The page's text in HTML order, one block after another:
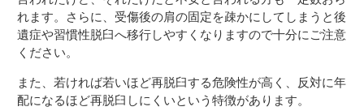
れます。さらに、受傷後の肩の固定を疎かにしてしまうと後
遺症や習慣性脱臼へ移行しやすくなりますので十分にご注意
ください。
また、若ければ若いほど再脱臼する危険性が高く、反対に年
配になるほど再脱臼しにくいという特徴があります。